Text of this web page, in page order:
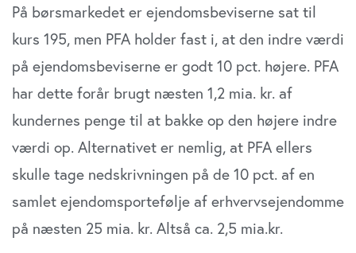
På børsmarkedet er ejendomsbeviserne sat til
kurs 195, men PFA holder fast i, at den indre værdi
på ejendomsbeviserne er godt 10 pct. højere. PFA
har dette forår brugt næsten 1,2 mia. kr. af
kundernes penge til at bakke op den højere indre
værdi op. Alternativet er nemlig, at PFA ellers
skulle tage nedskrivningen på de 10 pct. af en
samlet ejendomsportefølje af erhvervsejendomme
på næsten 25 mia. kr. Altså ca. 2,5 mia.kr.